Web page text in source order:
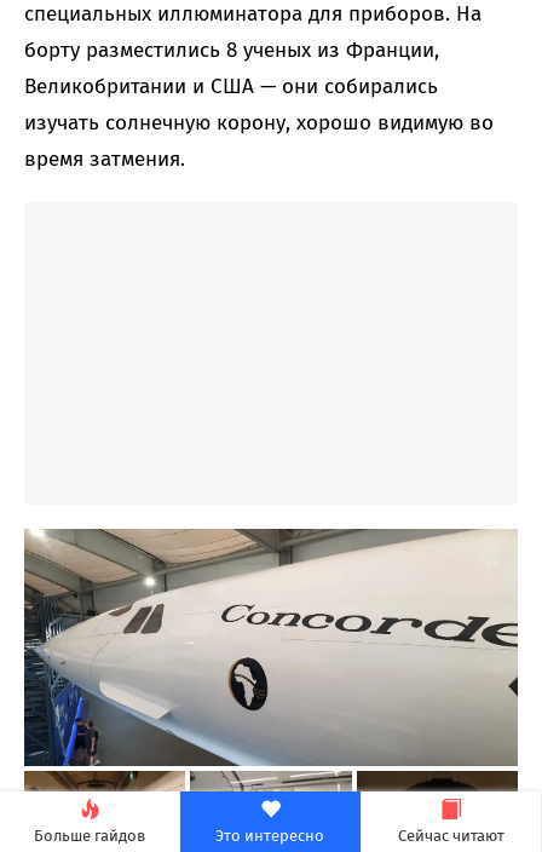
Больше гайдов Это интересно Сейчас читают
специальных иллюминатора для приборов. На
борту разместились 8 ученых из Франции,
Великобритании и США — они собирались
изучать солнечную корону, хорошо видимую во
время затмения.
6